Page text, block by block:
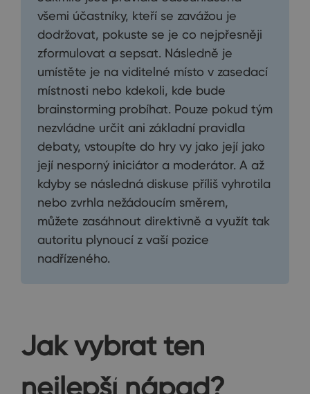
všemi účastníky, kteří se zavážou je
dodržovat, pokuste se je co nejpřesněji
zformulovat a sepsat. Následně je
umístěte je na viditelné místo v zasedací
místnosti nebo kdekoli, kde bude
brainstorming probíhat. Pouze pokud tým
nezvládne určit ani základní pravidla
debaty, vstoupíte do hry vy jako její jako
její nesporný iniciátor a moderátor. A až
kdyby se následná diskuse příliš vyhrotila
nebo zvrhla nežádoucím směrem,
můžete zasáhnout direktivně a využít tak
autoritu plynoucí z vaší pozice
nadřízeného.
Jak vybrat ten
nejlepší nápad?